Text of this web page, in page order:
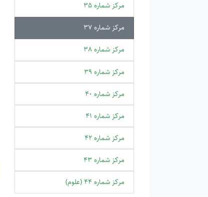
مرکز شماره 35
مرکز شماره 37
مرکز شماره 38
مرکز شماره 39
مرکز شماره 40
مرکز شماره 41
مرکز شماره 42
مرکز شماره 43
مرکز شماره 44 (علوم)